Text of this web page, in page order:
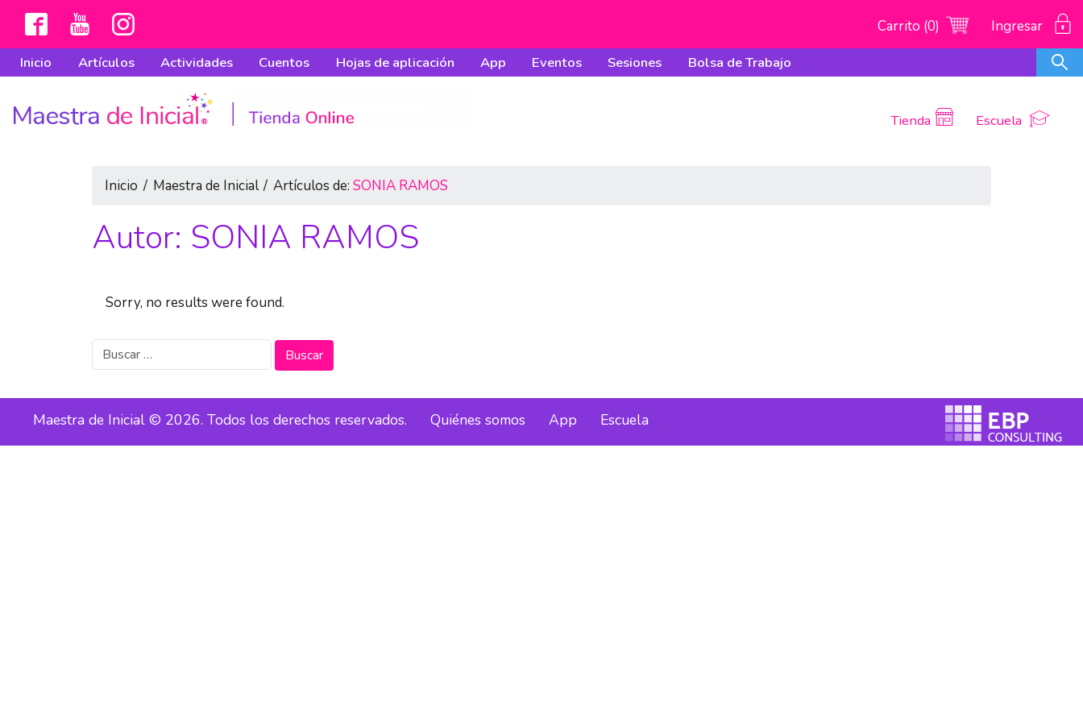
Carrito (0)
Ingresar
Inicio
Artículos Actividades Cuentos Hojas de aplicación App Eventos Sesiones Bolsa de Trabajo
Tienda Escuela
Inicio / Maestra de Inicial / Artículos de:SONIA RAMOS
Autor: SONIA RAMOS
Sorry, no results were found.
Buscar:
Maestra de Inicial © 2026. Todos los derechos reservados. Quiénes somos App Escuela